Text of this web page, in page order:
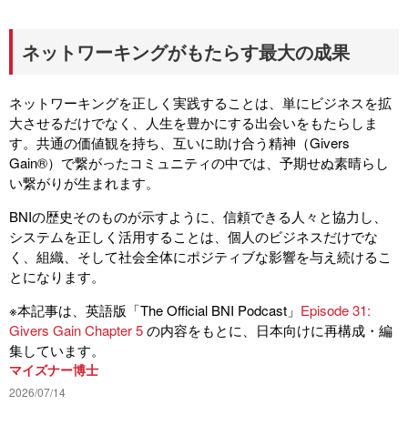
ネットワーキングがもたらす最大の成果
ネットワーキングを正しく実践することは、単にビジネスを拡
大させるだけでなく、人生を豊かにする出会いをもたらしま
す。共通の価値観を持ち、互いに助け合う精神（Givers
Gain®）で繋がったコミュニティの中では、予期せぬ素晴らし
い繋がりが生まれます。
BNIの歴史そのものが示すように、信頼できる人々と協力し、
システムを正しく活用することは、個人のビジネスだけでな
く、組織、そして社会全体にポジティブな影響を与え続けるこ
とになります。
※本記事は、英語版「The Official BNI Podcast」 Episode 31:
Givers Gain Chapter 5の内容をもとに、日本向けに再構成・編
集しています。
マイズナー博士
2026/07/14